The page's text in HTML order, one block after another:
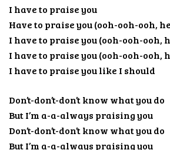
I have to praise you
Have to praise you (ooh-ooh-ooh,
I have to praise you (ooh-ooh-ooh,
I have to praise you (ooh-ooh-ooh,
I have to praise you like I should
Don’t-don’t-don’t know what you do
But I’m a-a-always praising you
Don’t-don’t-don’t know what you do
But I’m a-a-always praising you